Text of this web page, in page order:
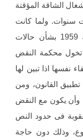
الشاقة المؤقتة
سنوات. ولما كانت
المادة 35 من القانون رقم 57 لسنة 1959 بشأن حالات
تخول محكمة النقض
نفسها اذا تبين لها
القانون، ومن
وأن يكون مع النقض
فى حدود النص
وذلك دون حاجة